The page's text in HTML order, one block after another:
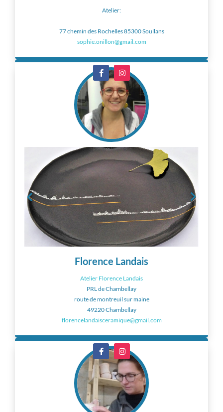
Atelier:
77 chemin des Rochelles 85300 Soullans
sophie.onillon@gmail.com
Florence Landais
Atelier Florence Landais
PRL de Chambellay
route de montreuil sur maine
49220 Chambellay
florencelandaisceramique@gmail.com